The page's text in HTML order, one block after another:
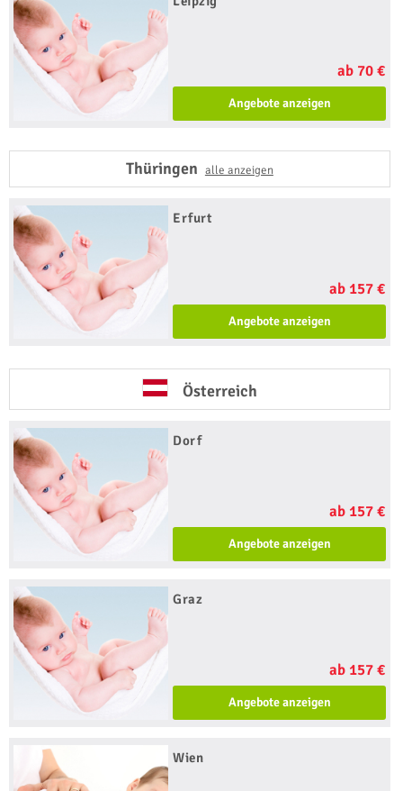
ab 70 €
Angebote anzeigen
Thüringen alle anzeigen
Erfurt
ab 157 €
Angebote anzeigen
Österreich
Dorf
ab 157 €
Angebote anzeigen
Graz
ab 157 €
Angebote anzeigen
Wien